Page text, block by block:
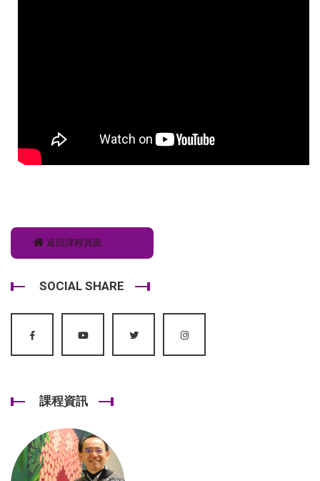
返回課程頁面
SOCIAL SHARE
課程資訊